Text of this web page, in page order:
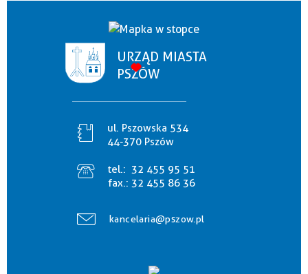
URZĄD MIASTA
PSZÓW
ul. Pszowska 534
44-370 Pszów
tel.: 32 455 95 51
fax.: 32 455 86 36
kancelaria@pszow.pl